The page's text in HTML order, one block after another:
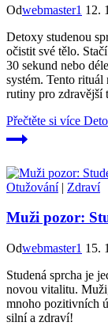
Odwebmaster1 12.
Detoxy studenou
očistit své tělo.
30 sekund nebo
systém. Tento
rutiny pro zdravější
Přečtěte si více
Otužování| Zdraví
Muži pozor:
Odwebmaster1 15.
Studená sprcha je
novou vitalitu.
mnoho pozitivních
silní a zdraví!